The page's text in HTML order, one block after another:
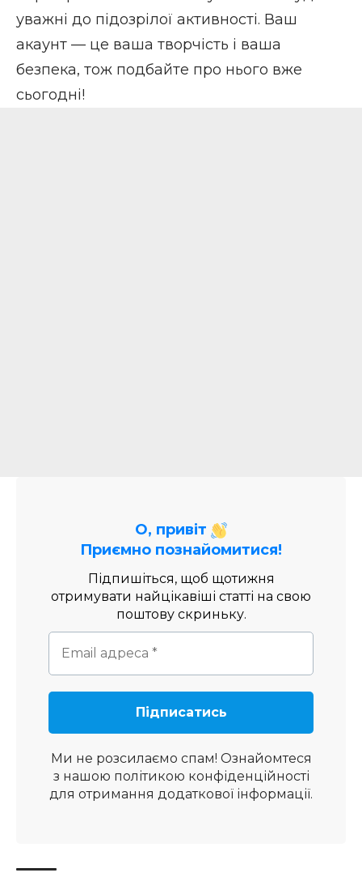
уважні до підозрілої активності. Ваш
акаунт — це ваша творчість і ваша
безпека, тож подбайте про нього вже
сьогодні!
О, привіт
Приємно познайомитися!
Підпишіться, щоб щотижня
отримувати найцікавіші статті на свою
поштову скриньку.
Ми не розсилаємо спам! Ознайомтеся
з нашою політикою конфіденційності
для отримання додаткової інформації.